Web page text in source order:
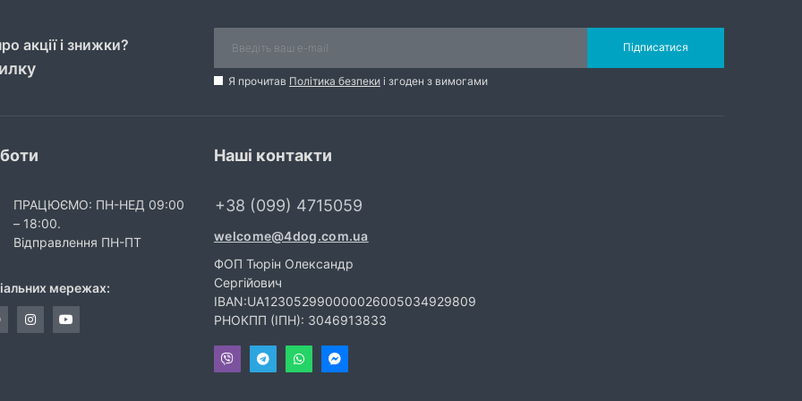
акції і знижки? Підписатися
Я прочитав Політика безпеки і згоден з вимогами
ПРАЦЮЄМО: ПН-НЕД 09:00
– 18:00.
Відправлення ПН-ПТ
мережах:
Наші контакти
+38 (099) 4715059
welcome@4dog.com.ua
ФОП Тюрін Олександр
Сергійович
IBAN:UA123052990000026005034929809
РНОКПП (ІПН): 3046913833